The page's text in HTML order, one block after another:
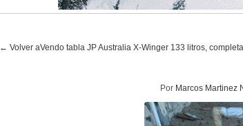
← Volver aVendo tabla JP Australia X-Winger 133 litros, completa
Por Marcos Martinez